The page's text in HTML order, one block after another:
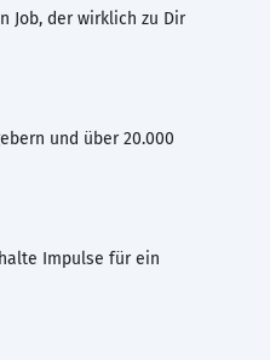
Job, der wirklich zu Dir
und über 20.000
Impulse für ein